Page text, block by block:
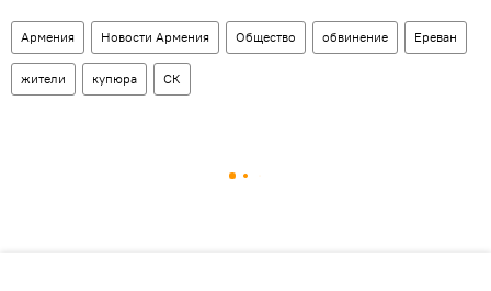
Армения Новости Армения Общество обвинение Ереван
жители купюра СК